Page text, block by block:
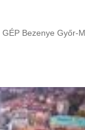
Bezenye Győr-